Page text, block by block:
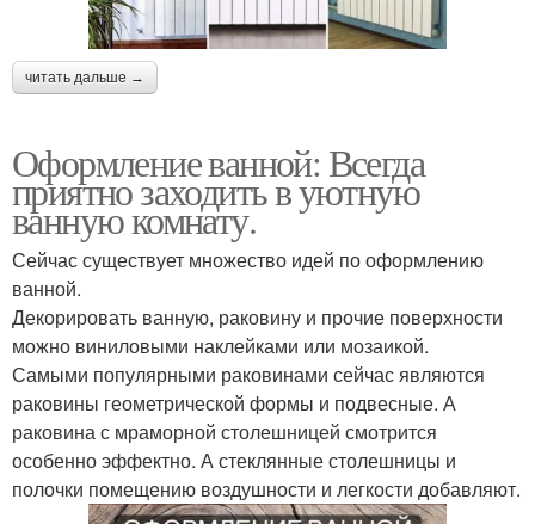
читать дальше →
Оформление ванной: Всегда
приятно заходить в уютную
ванную комнату.
Сейчас существует множество идей по оформлению
ванной.
Декорировать ванную, раковину и прочие поверхности
можно виниловыми наклейками или мозаикой.
Самыми популярными раковинами сейчас являются
раковины геометрической формы и подвесные. А
раковина с мраморной столешницей смотрится
особенно эффектно. А стеклянные столешницы и
полочки помещению воздушности и легкости добавляют.